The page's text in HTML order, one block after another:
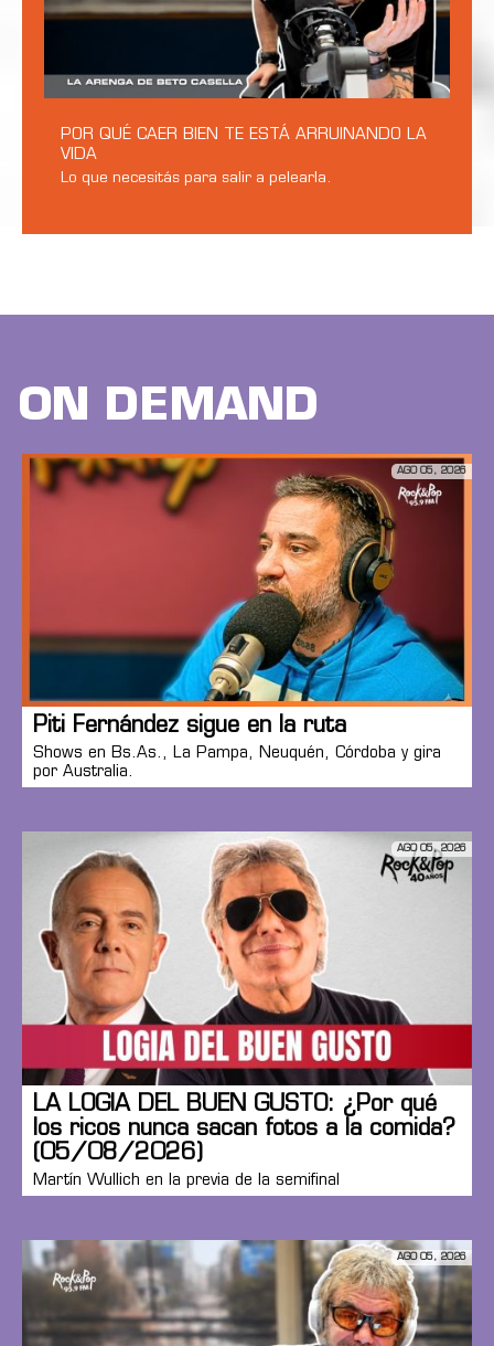
POR QUÉ CAER BIEN TE ESTÁ ARRUINANDO LA
VIDA
Lo que necesitás para salir a pelearla.
ON DEMAND
AGO 05, 2026
Piti Fernández sigue en la ruta
Shows en Bs.As., La Pampa, Neuquén, Córdoba y gira
por Australia.
AGO 05, 2026
LA LOGIA DEL BUEN GUSTO: ¿Por qué
los ricos nunca sacan fotos a la comida?
(05/08/2026)
Martín Wullich en la previa de la semifinal
AGO 05, 2026